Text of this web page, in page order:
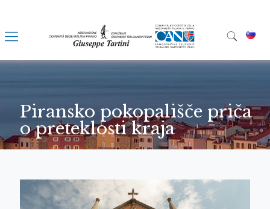
Piransko pokopališče priča
o preteklosti kraja